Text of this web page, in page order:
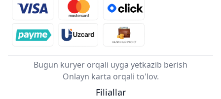
Bugun kuryer orqali uyga yetkazib berish
Onlayn karta orqali to'lov.
Filiallar